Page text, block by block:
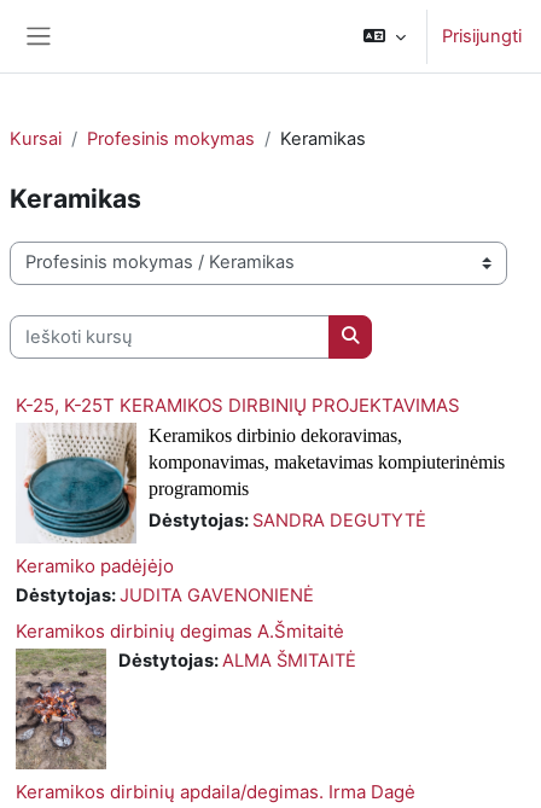
Prisijungti
Kursai Profesinis mokymas Keramikas
Keramikas
Kursų kategorijos
Ieškoti kursų
Ieškoti kursų
K-25, K-25T KERAMIKOS DIRBINIŲ PROJEKTAVIMAS
Keramikos dirbinio dekoravimas,
komponavimas, maketavimas kompiuterinėmis
programomis
Dėstytojas: SANDRA DEGUTYTĖ
Keramiko padėjėjo
Dėstytojas:JUDITA GAVENONIENĖ
Keramikos dirbinių degimas A.Šmitaitė
Dėstytojas:ALMA ŠMITAITĖ
Keramikos dirbinių apdaila/degimas. Irma Dagė